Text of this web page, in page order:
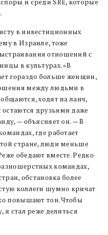
и среди SRE, которые
в инвестиционных
в Израиле, тоже
отношений с
в культурах. «В
гораздо больше женщин,
между людьми в
ходят на ланч,
друзьями даже
— объясняет он. — В
где работает
стране, люди меньше
обедают вместе. Редко
командах,
обстановка более
коллеги шумно кричат
повышают тон. Чтобы
я стал реже делиться